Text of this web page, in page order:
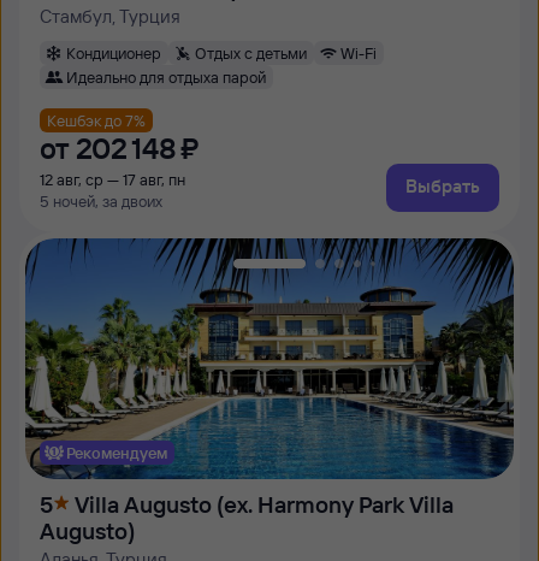
Стамбул, Турция
Кондиционер Отдых с детьми
Wi-Fi
Идеально для отдыха парой
Кешбэк до 7%
от 202 ⁠148 ⁠₽
12 авг, ср — 17 авг, пн
5 ночей, за двоих
Выбрать
Рекомендуем
5
Villa Augusto (ex. Harmony Park Villa
Augusto)